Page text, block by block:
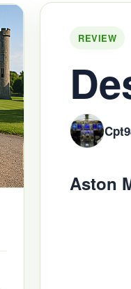
REVIEW
Aston